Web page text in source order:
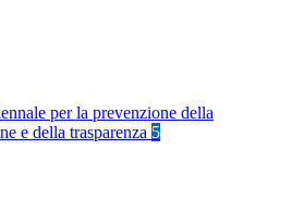
per la prevenzione della
e della trasparenza 5